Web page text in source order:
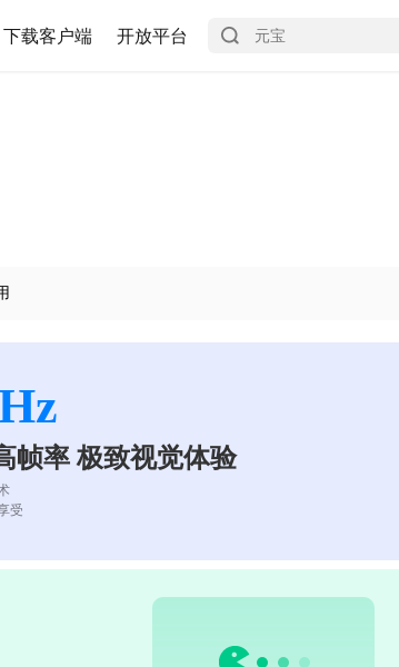
下载客户端 开放平台
帧率 极致视觉体验
受